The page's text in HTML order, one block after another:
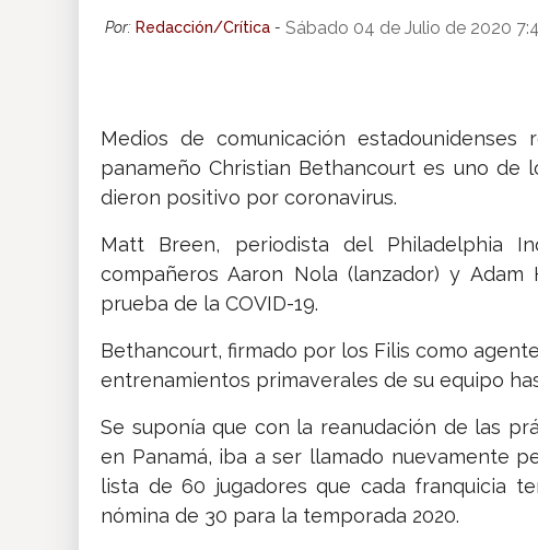
Por: Redacción/Crítica - Sábado 04 de Julio de 2020
Medios de comunicación
panameño Christian Bethancourt es uno de
dieron positivo por coronavirus.
Matt Breen, periodista del Philadelphia
compañeros Aaron Nola (lanzador) y
prueba de la COVID-19.
Bethancourt, firmado por los Filis como
entrenamientos primaverales de su equipo
Se suponía que con la reanudación de las
en Panamá, iba a ser llamado nuevamente
lista de 60 jugadores que cada franquicia
nómina de 30 para la temporada 2020.